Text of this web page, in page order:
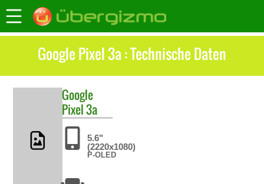
Google Pixel 3a : Technische Daten
Google
Pixel 3a
5.6"
(2220x1080)
P-OLED